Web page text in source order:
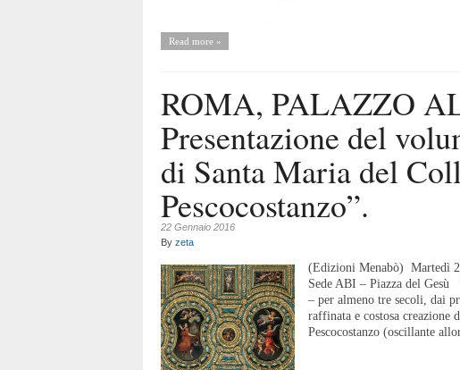
Read more »
ROMA, PALAZZO
Presentazione del
di Santa Maria del
Pescocostanzo”.
22 Gennaio 2016
By zeta
(Edizioni Menabò) Martedì
Sede ABI – Piazza del Gesù
– per almeno tre secoli, dai
raffinata e costosa creazione
Pescocostanzo (oscillante